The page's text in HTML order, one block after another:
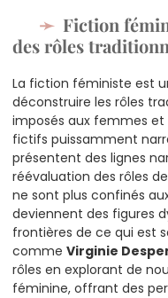
Fiction
des rôles
La fiction féministe est
déconstruire les rôles
imposés aux femmes et
fictifs puissamment
présentent des lignes
réévaluation des rôles
ne sont plus confinés
deviennent des figures
frontières de ce qui est
comme Virginie
rôles en explorant de
féminine, offrant des